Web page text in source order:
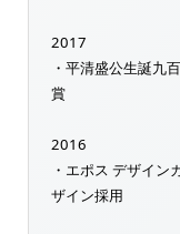
2017
・平清盛公生誕
賞
2016
・エポス デザイ
ザイン採用